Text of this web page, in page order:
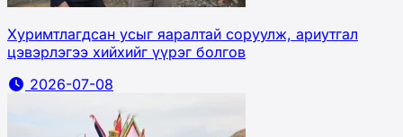
Хуримтлагдсан усыг яаралтай соруулж, ариутгал
цэвэрлэгээ хийхийг үүрэг болгов
2026-07-08